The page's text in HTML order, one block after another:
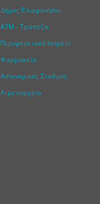
Δήμος Ελαφονήσου
ΑΤΜ - Τράπεζα
Περιφερειακό Ιατρείο
Φαρμακείο
Αστυνομικός Σταθμός
Λιμεναρχείο